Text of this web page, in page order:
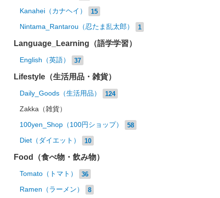
Kanahei（カナヘイ） 15
Nintama_Rantarou（忍たま乱太郎） 1
Language_Learning（語学学習）
English（英語） 37
Lifestyle（生活用品・雑貨）
Daily_Goods（生活用品） 124
Zakka（雑貨）
100yen_Shop（100円ショップ） 58
Diet（ダイエット） 10
Food（食べ物・飲み物）
Tomato（トマト） 36
Ramen（ラーメン） 8